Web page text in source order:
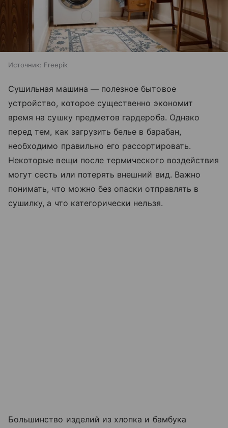
Источник: Freepik
Сушильная машина — полезное бытовое
устройство, которое существенно экономит
время на сушку предметов гардероба. Однако
перед тем, как загрузить белье в барабан,
необходимо правильно его рассортировать.
Некоторые вещи после термического воздействия
могут сесть или потерять внешний вид. Важно
понимать, что можно без опаски отправлять в
сушилку, а что категорически нельзя.
Большинство изделий из хлопка и бамбука